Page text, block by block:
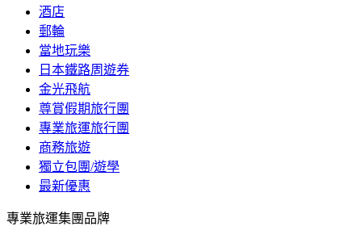
酒店
郵輪
當地玩樂
日本鐵路周遊券
金光飛航
尊賞假期旅行團
專業旅運旅行團
商務旅遊
獨立包團/遊學
最新優惠
專業旅運集團品牌